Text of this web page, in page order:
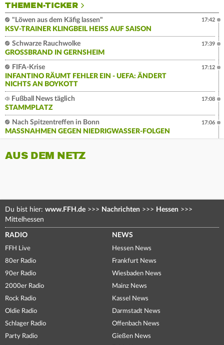
THEMEN-TICKER
"Löwen aus dem Käfig lassen"
KSV-TRAINER KLINGBEIL HEISS AUF SAISON
17:42
Schwarze Rauchwolke
GROSSBRAND IN GERNSHEIM
17:39
FIFA-Krise
INFANTINO RÄUMT FEHLER EIN - UEFA: ÄNDERT
NICHTS AN BOYKOTT
17:12
Fußball News täglich
STAMMPLATZ
17:08
Nach Spitzentreffen in Bonn
MASSNAHMEN GEGEN NIEDRIGWASSER-FOLGEN
17:06
AUS DEM NETZ
Du bist hier: www.FFH.de >>> Nachrichten >>> Hessen >>>
Mittelhessen
RADIO
FFH Live
80er Radio
90er Radio
2000er Radio
Rock Radio
Oldie Radio
Schlager Radio
Party Radio
NEWS
Hessen News
Frankfurt News
Wiesbaden News
Mainz News
Kassel News
Darmstadt News
Offenbach News
Gießen News